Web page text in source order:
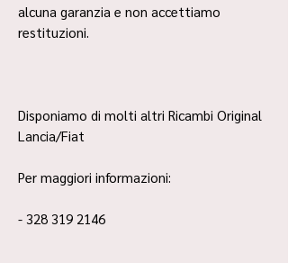
alcuna garanzia e non accettiamo
restituzioni.
Disponiamo di molti altri Ricambi Original
Lancia/Fiat
Per maggiori informazioni:
- 328 319 2146